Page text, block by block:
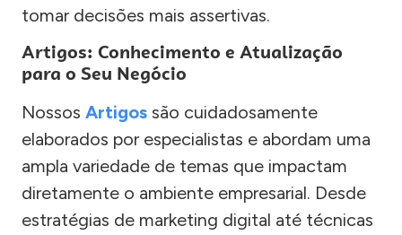
tomar decisões mais assertivas.
Artigos: Conhecimento e Atualização
para o Seu Negócio
Nossos Artigos são cuidadosamente
elaborados por especialistas e abordam uma
ampla variedade de temas que impactam
diretamente o ambiente empresarial. Desde
estratégias de marketing digital até técnicas